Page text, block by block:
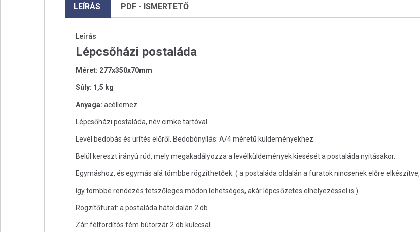
LEÍRÁS PDF - ISMERTETŐ
Leírás
Lépcsőházi postaláda
Méret: 277x350x70mm
Súly: 1,5 kg
Anyaga: acéllemez
Lépcsőházi postaláda, név cimke tartóval.
Levél bedobás és ürítés előről. Bedobónyílás: A/4 méretű küldeményekhez.
Belül kereszt irányú rúd, mely megakadályozza a levélküldemények kiesését a postaláda nyitásakor.
Egymáshoz, és egymás alá tömbbe rögzíthetőek. ( a postaláda oldalán a furatok nincsenek előre elkészítve,
így tömbbe rendezés tetszőleges módon lehetséges, akár lépcsőzetes elhelyezéssel is.)
Rögzítőfurat: a postaláda hátoldalán 2 db
Zár: félfordítós fém bútorzár 2 db kulccsal